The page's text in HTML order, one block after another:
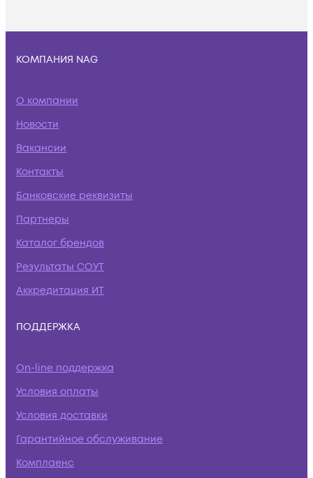
КОМПАНИЯ NAG
О компании
Новости
Вакансии
Контакты
Банковские реквизиты
Партнеры
Каталог брендов
Результаты СОУТ
Аккредитация ИТ
ПОДДЕРЖКА
On-line поддержка
Условия оплаты
Условия доставки
Гарантийное обслуживание
Комплаенс